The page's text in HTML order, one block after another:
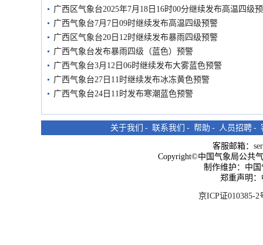
广西区气象台2025年7月18日16时00分继续发布高温四级
广西气象台7月7日09时继续发布高温四级预警
广西区气象台20日12时继续发布暴雨四级预警
广西气象台发布暴雨四级（蓝色）预警
广西气象台3月12日06时继续发布大雾蓝色预警
广西气象台27日11时继续发布冰冻黄色预警
广西气象台24日11时发布寒潮蓝色预警
关于我们 - 联系我们 - 帮助 - 人员招聘 -
客服邮箱：
Copyright©中国气象局公共
制作维护：中
郑重声明
京ICP证010385-2